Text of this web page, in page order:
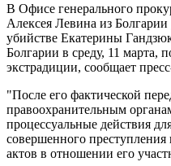
В Офисе генерального
Алексея Левина из Болгарии
убийстве Екатерины
Болгарии в среду, 11 марта,
экстрадиции, сообщает
"После его фактической
правоохранительным
процессуальные действия
совершенного
актов в отношении его